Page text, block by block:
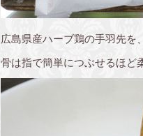
広島県産ハーブ鶏の手羽先を
骨は指で簡単につぶせるほど